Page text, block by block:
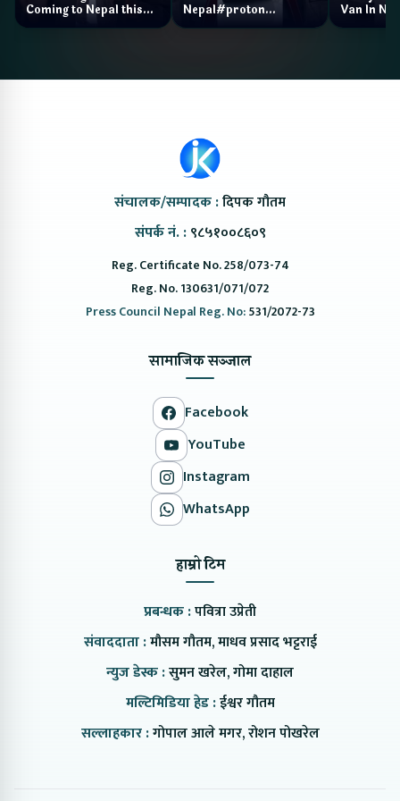
Coming to Nepal this
NAIMA Mobility Expo
Nepal#proton
Van In
Bazar II
संचालक/सम्पादक :दिपक गौतम
संपर्क नं. : ९८५१००८६०९
Reg. Certificate No. 258/073-74
Reg. No. 130631/071/072
Press Council Nepal Reg. No:531/2072-73
सामाजिक सञ्जाल
Facebook
YouTube
Instagram
WhatsApp
हाम्रो टिम
प्रबन्धक :पवित्रा उप्रेती
संवाददाता :मौसम गौतम, माधव प्रसाद भट्टराई
न्युज डेस्क :सुमन खरेल, गोमा दाहाल
मल्टिमिडिया हेड :ईश्वर गौतम
सल्लाहकार :गोपाल आले मगर, रोशन पोखरेल